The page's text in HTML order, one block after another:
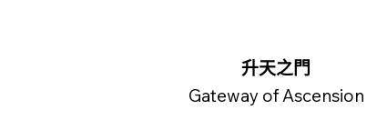
升天之門
Gateway of Ascension